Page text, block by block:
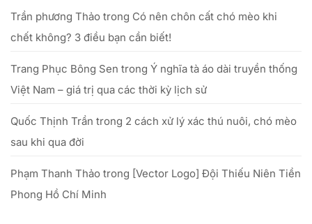
Trần phương Thảo trong Có nên chôn cất chó mèo khi
chết không? 3 điều bạn cần biết!
Trang Phục Bông Sen trong Ý nghĩa tà áo dài truyền thống
Việt Nam – giá trị qua các thời kỳ lịch sử
Quốc Thịnh Trần trong 2 cách xử lý xác thú nuôi, chó mèo
sau khi qua đời
Phạm Thanh Thảo trong [Vector Logo] Đội Thiếu Niên Tiền
Phong Hồ Chí Minh